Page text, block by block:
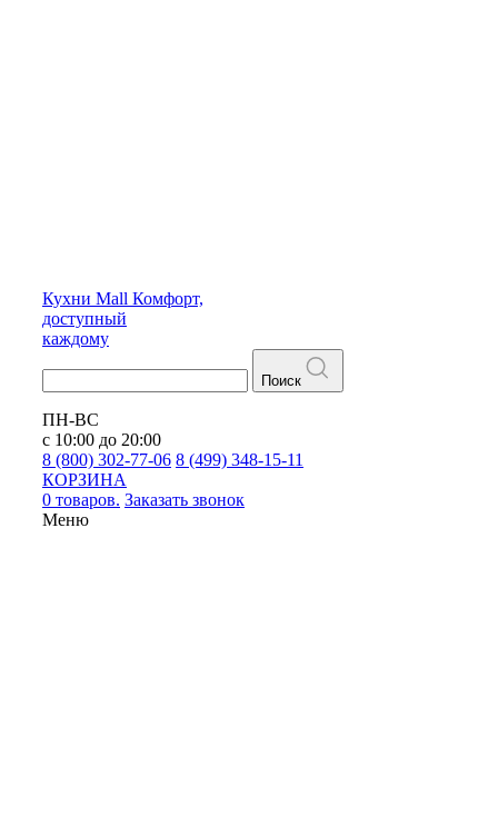
Кухни Mall Комфорт,
доступный
каждому
Поиск
ПН-ВС
с 10:00 до 20:00
8 (800) 302-77-06 8 (499) 348-15-11
КОРЗИНА
0 товаров. Заказать звонок
Меню